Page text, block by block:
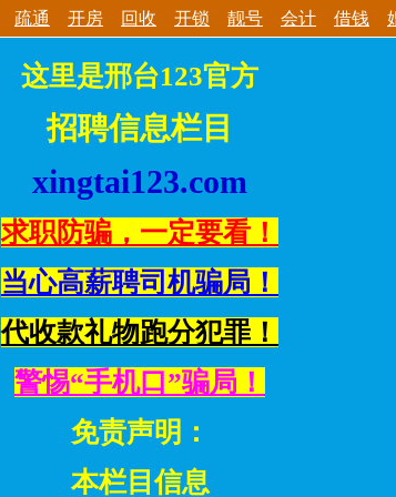
疏通 开房 回收 开锁 靓号 会计 借钱
这里是邢台123官方
招聘信息栏目
xingtai123.com
求职防骗，一定要看！
当心高薪聘司机骗局！
代收款礼物跑分犯罪！
警惕“手机口”骗局！
免责声明：
本栏目信息